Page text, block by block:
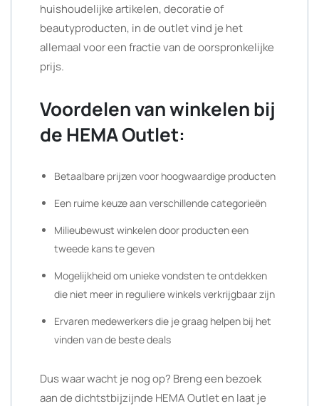
huishoudelijke artikelen, decoratie of
beautyproducten, in de outlet vind je het
allemaal voor een fractie van de oorspronkelijke
prijs.
Voordelen van winkelen bij
de HEMA Outlet:
Betaalbare prijzen voor hoogwaardige producten
Een ruime keuze aan verschillende categorieën
Milieubewust winkelen door producten een
tweede kans te geven
Mogelijkheid om unieke vondsten te ontdekken
die niet meer in reguliere winkels verkrijgbaar zijn
Ervaren medewerkers die je graag helpen bij het
vinden van de beste deals
Dus waar wacht je nog op? Breng een bezoek
aan de dichtstbijzijnde HEMA Outlet en laat je